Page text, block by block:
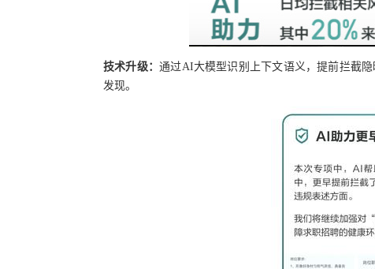
技术升级：通过AI大模型识别上下文语义，提前拦截
发现。